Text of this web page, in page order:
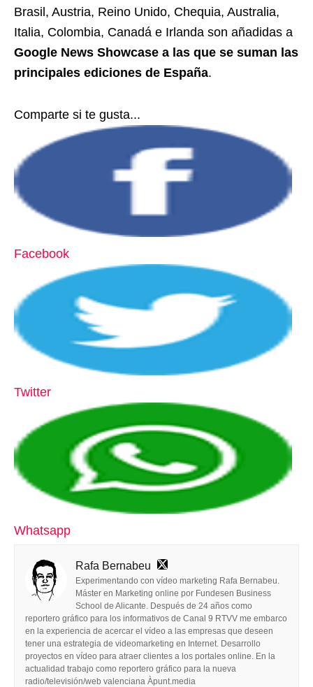
Brasil, Austria, Reino Unido, Chequia, Australia,
Italia, Colombia, Canadá e Irlanda son añadidas a
Google News Showcase a las que se suman las
principales ediciones de España.
Comparte si te gusta...
Facebook
Twitter
Whatsapp
Rafa Bernabeu
Experimentando con vídeo marketing Rafa Bernabeu.
Máster en Marketing online por Fundesen Business
School de Alicante. Después de 24 años como
reportero gráfico para los informativos de Canal 9 RTVV me embarco
en la experiencia de acercar el vídeo a las empresas que deseen
tener una estrategia de videomarketing en Internet. Desarrollo
proyectos en vídeo para atraer clientes a los portales online. En la
actualidad trabajo como reportero gráfico para la nueva
radio/televisión/web valenciana Àpunt.media